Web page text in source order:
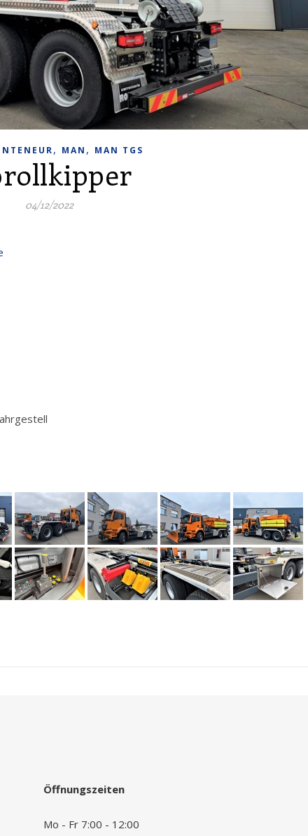
, MAN , MAN TGS
04/12/2022
Öffnungszeiten
Mo - Fr 7:00 - 12:00